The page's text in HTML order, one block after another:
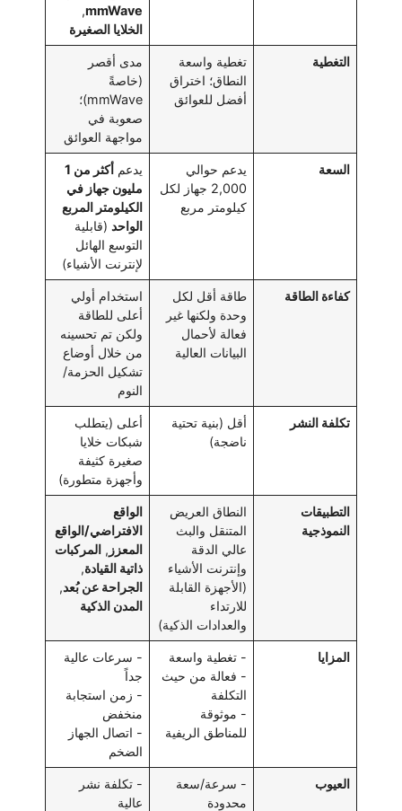
mmWave
,
الخلايا الصغيرة
التغطية
تغطية واسعة
النطاق؛ اختراق
أفضل للعوائق
مدى أقصر
(خاصةً
mmWave)؛
صعوبة في
مواجهة العوائق
السعة
يدعم حوالي
2,000 جهاز لكل
كيلومتر مربع
يدعم
أكثر من 1
مليون جهاز في
الكيلومتر المربع
الواحد (قابلية
التوسع الهائل
لإنترنت الأشياء)
كفاءة الطاقة
طاقة أقل لكل
وحدة ولكنها غير
فعالة لأحمال
البيانات العالية
استخدام أولي
أعلى للطاقة
ولكن تم تحسينه
من خلال أوضاع
تشكيل الحزمة/
النوم
تكلفة النشر
أقل (بنية تحتية
ناضجة)
أعلى (يتطلب
شبكات خلايا
صغيرة كثيفة
وأجهزة متطورة)
التطبيقات
النموذجية
النطاق العريض
المتنقل والبث
عالي الدقة
وإنترنت الأشياء
(الأجهزة القابلة
للارتداء
والعدادات الذكية)
الواقع
الافتراضي/الواقع
المعزز ,المركبات
ذاتية القيادة,
الجراحة عن بُعد,
المدن الذكية
المزايا
- تغطية واسعة
- فعالة من حيث
التكلفة
- موثوقة
للمناطق الريفية
- سرعات عالية
جداً
- زمن استجابة
منخفض
- اتصال الجهاز
الضخم
العيوب
- سرعة/سعة
محدودة
- تكلفة نشر
عالية